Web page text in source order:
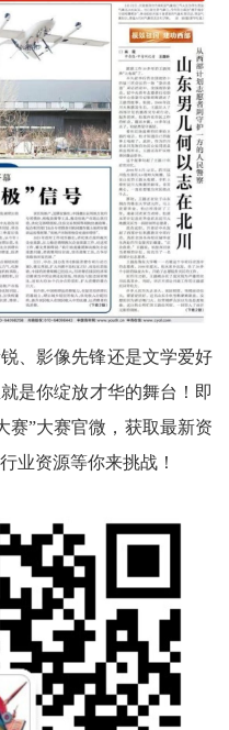
、影像先锋还是文学爱好
是你绽放才华的舞台！即
赛”大赛官微，获取最新资
业资源等你来挑战！